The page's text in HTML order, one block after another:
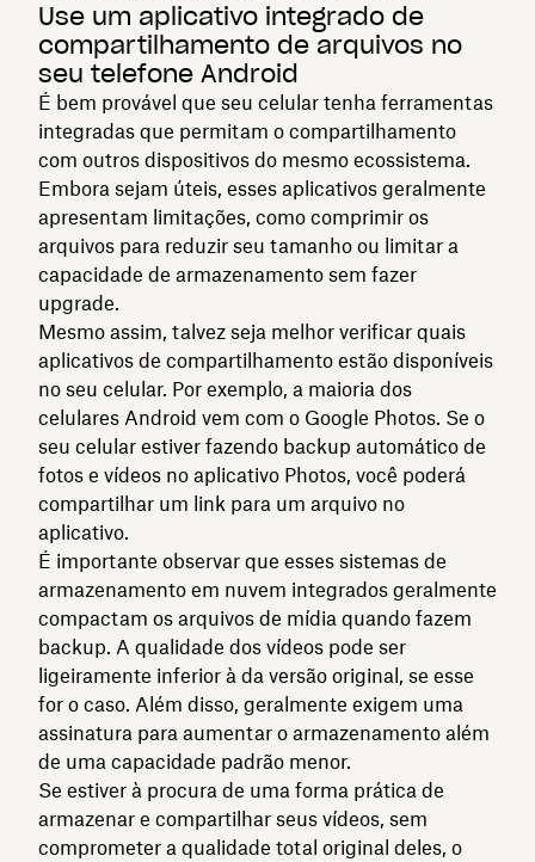
Use um aplicativo integrado de
compartilhamento de arquivos no
seu telefone Android
É bem provável que seu celular tenha ferramentas
integradas que permitam o compartilhamento
com outros dispositivos do mesmo ecossistema.
Embora sejam úteis, esses aplicativos geralmente
apresentam limitações, como comprimir os
arquivos para reduzir seu tamanho ou limitar a
capacidade de armazenamento sem fazer
upgrade.
Mesmo assim, talvez seja melhor verificar quais
aplicativos de compartilhamento estão disponíveis
no seu celular. Por exemplo, a maioria dos
celulares Android vem com o Google Photos. Se o
seu celular estiver fazendo backup automático de
fotos e vídeos no aplicativo Photos, você poderá
compartilhar um link para um arquivo no
aplicativo.
É importante observar que esses sistemas de
armazenamento em nuvem integrados geralmente
compactam os arquivos de mídia quando fazem
backup. A qualidade dos vídeos pode ser
ligeiramente inferior à da versão original, se esse
for o caso. Além disso, geralmente exigem uma
assinatura para aumentar o armazenamento além
de uma capacidade padrão menor.
Se estiver à procura de uma forma prática de
armazenar e compartilhar seus vídeos, sem
comprometer a qualidade total original deles, o